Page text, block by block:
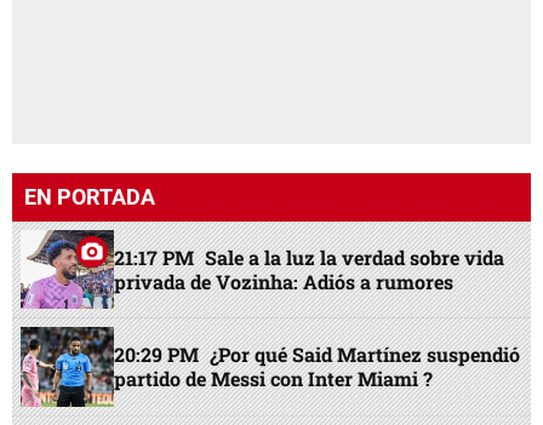
EN PORTADA
21:17 PM Sale a la luz la verdad sobre vida
privada de Vozinha: Adiós a rumores
20:29 PM ¿Por qué Said Martínez suspendió
partido de Messi con Inter Miami ?